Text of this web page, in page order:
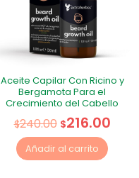
Aceite Capilar Con Ricino y
Bergamota Para el
Crecimiento del Cabello
$240.00 $216.00
Añadir al carrito